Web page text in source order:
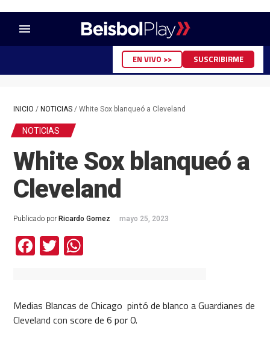
menu
EN VIVO >> SUSCRIBIRME
INICIO / NOTICIAS/ White Sox blanqueó a Cleveland
NOTICIAS
White Sox blanqueó a
Cleveland
Publicado por Ricardo Gomez mayo 25, 2023
Facebook
TwitterWhatsApp
Medias Blancas de Chicago pintó de blanco a Guardianes de
Cleveland con score de 6 por 0.